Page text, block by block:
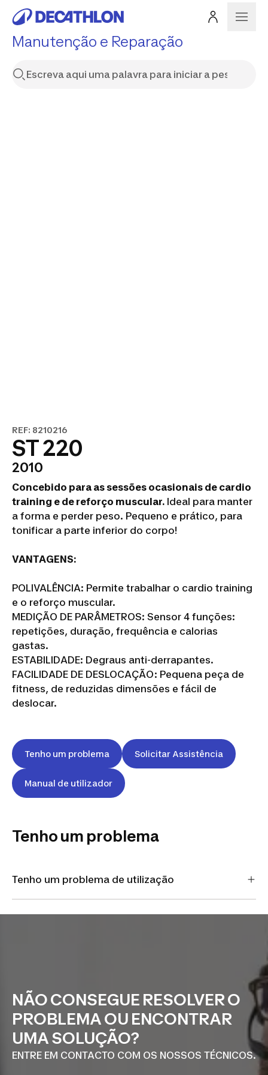
Manutenção e Reparação
REF: 8210216
ST 220
2010
Concebido para as sessões ocasionais de cardio
training e de reforço muscular. Ideal para manter
a forma e perder peso. Pequeno e prático, para
tonificar a parte inferior do corpo!
VANTAGENS:
POLIVALÊNCIA: Permite trabalhar o cardio training
e o reforço muscular.
MEDIÇÃO DE PARÂMETROS: Sensor 4 funções:
repetições, duração, frequência e calorias
gastas.
ESTABILIDADE: Degraus anti-derrapantes.
FACILIDADE DE DESLOCAÇÃO: Pequena peça de
fitness, de reduzidas dimensões e fácil de
deslocar.
Tenho um problema Solicitar Assistência
Manual de utilizador
Tenho um problema
Tenho um problema de utilização
NÃO CONSEGUE RESOLVER O
PROBLEMA OU ENCONTRAR
UMA SOLUÇÃO?
ENTRE EM CONTACTO COM OS NOSSOS TÉCNICOS.